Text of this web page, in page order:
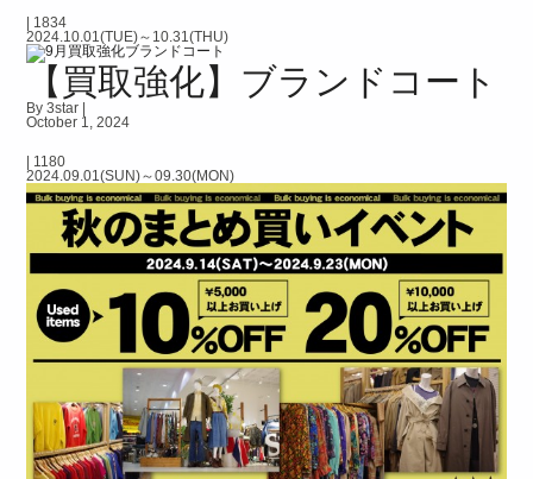
| 1834
2024.10.01(TUE)～10.31(THU)
【買取強化】ブランドコート
By 3star |
October 1, 2024
| 1180
2024.09.01(SUN)～09.30(MON)